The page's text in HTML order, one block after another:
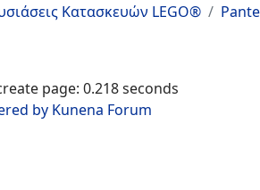
Κατασκευών LEGO®
page: 0.218 seconds
by Kunena Forum